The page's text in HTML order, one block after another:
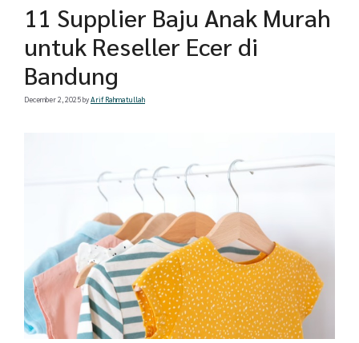
11 Supplier Baju Anak Murah
untuk Reseller Ecer di
Bandung
December 2, 2025byArif Rahmatullah